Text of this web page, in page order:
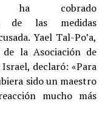
ha cobrado
de las medidas
Yael Tal-Po’a,
la Asociación de
declaró: «Para
sido un maestro
mucho más